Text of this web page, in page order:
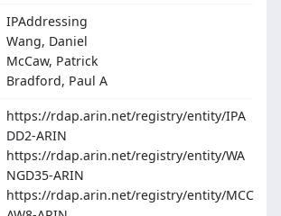
IPAddressing
Wang, Daniel
McCaw, Patrick
Bradford, Paul A
https://rdap.arin.net/registry/entity/IPA
DD2-ARIN
https://rdap.arin.net/registry/entity/WA
NGD35-ARIN
https://rdap.arin.net/registry/entity/MCC